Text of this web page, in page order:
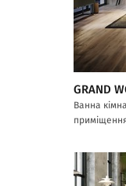
GRAND
Ванна